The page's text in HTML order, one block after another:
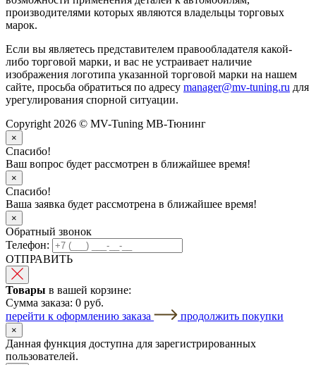
производителями которых являются владельцы торговых
марок.
Если вы являетесь представителем правообладателя какой-
либо торговой марки, и вас не устраивает наличие
изображения логотипа указанной торговой марки на нашем
сайте, просьба обратиться по адресу manager@mv-tuning.ru для
урегулирования спорной ситуации.
Copyright 2026 © MV-Tuning МВ-Тюнинг
×
Спасибо!
Ваш вопрос будет рассмотрен в ближайшее время!
×
Спасибо!
Ваша заявка будет рассмотрена в ближайшее время!
×
Обратный звонок
Телефон:
ОТПРАВИТЬ
Товары в вашей корзине:
Сумма заказа: 0 руб.
перейти к оформлению заказа
продолжить покупки
×
Данная функция доступна для зарегистрированных
пользователей.